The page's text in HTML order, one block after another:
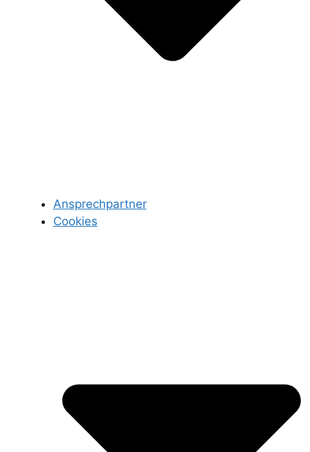
Ansprechpartner
Cookies